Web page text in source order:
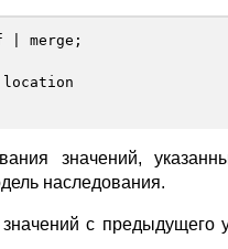
merge ;
значений,
наследования.
с предыдущего